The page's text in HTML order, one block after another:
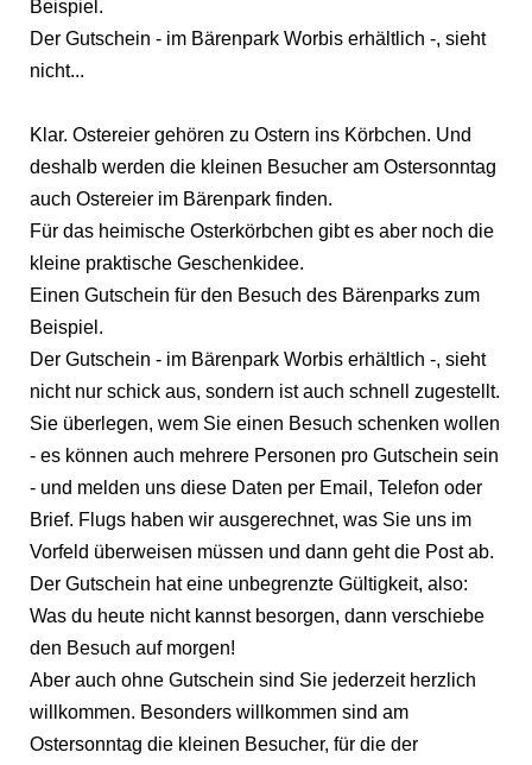
Beispiel.
Der Gutschein - im Bärenpark Worbis erhältlich -, sieht
nicht...
Klar. Ostereier gehören zu Ostern ins Körbchen. Und
deshalb werden die kleinen Besucher am Ostersonntag
auch Ostereier im Bärenpark finden.
Für das heimische Osterkörbchen gibt es aber noch die
kleine praktische Geschenkidee.
Einen Gutschein für den Besuch des Bärenparks zum
Beispiel.
Der Gutschein - im Bärenpark Worbis erhältlich -, sieht
nicht nur schick aus, sondern ist auch schnell zugestellt.
Sie überlegen, wem Sie einen Besuch schenken wollen
- es können auch mehrere Personen pro Gutschein sein
- und melden uns diese Daten per Email, Telefon oder
Brief. Flugs haben wir ausgerechnet, was Sie uns im
Vorfeld überweisen müssen und dann geht die Post ab.
Der Gutschein hat eine unbegrenzte Gültigkeit, also:
Was du heute nicht kannst besorgen, dann verschiebe
den Besuch auf morgen!
Aber auch ohne Gutschein sind Sie jederzeit herzlich
willkommen. Besonders willkommen sind am
Ostersonntag die kleinen Besucher, für die der